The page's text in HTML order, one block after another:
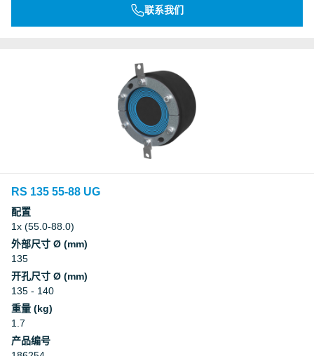
联系我们
RS 135 55-88 UG
配置
1x (55.0-88.0)
外部尺寸 Ø (mm)
135
开孔尺寸 Ø (mm)
135 - 140
重量 (kg)
1.7
产品编号